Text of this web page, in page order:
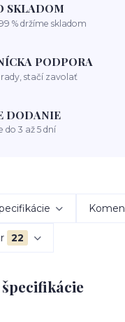
SKLADOM
% držíme skladom
PODPORA
rady, stačí zavolať
DODANIE
do 3 až 5 dní
22